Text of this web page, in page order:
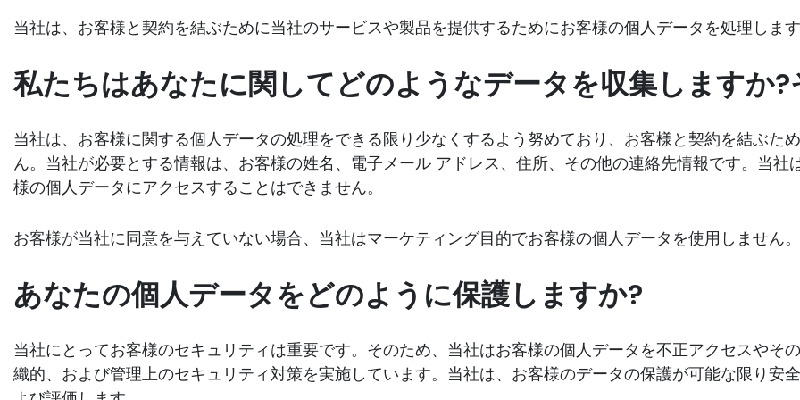
当社は、お客様と契約を結ぶために当社のサービスや製品を提供するためにお客様の個人データを処理しま
私たちはあなたに関してどのようなデータを収集しますか
当社は、お客様に関する個人データの処理をできる限り少なくするよう努めており、お客様と契約を結ぶた
ん。当社が必要とする情報は、お客様の姓名、電子メール アドレス、住所、その他の連絡先情報です。当
様の個人データにアクセスすることはできません。
お客様が当社に同意を与えていない場合、当社はマーケティング目的でお客様の個人データを使用しません。
あなたの個人データをどのように保護しますか?
当社にとってお客様のセキュリティは重要です。そのため、当社はお客様の個人データを不正アクセスやそ
織的、および管理上のセキュリティ対策を実施しています。当社は、お客様のデータの保護が可能な限り安